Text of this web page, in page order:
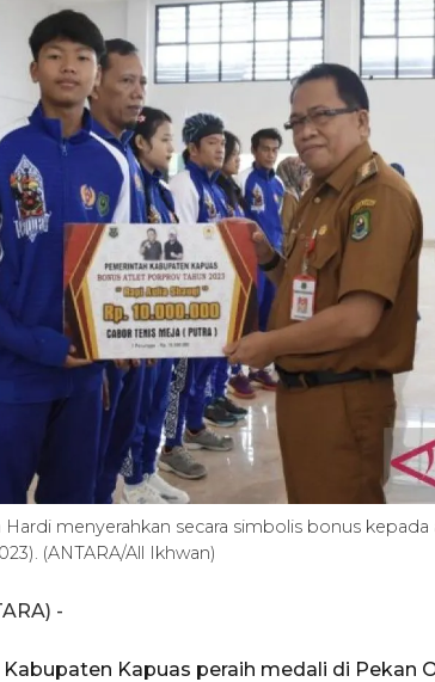
Hardi menyerahkan secara simbolis bonus
(ANTARA/All Ikhwan)
-
Kapuas peraih medali di Pekan